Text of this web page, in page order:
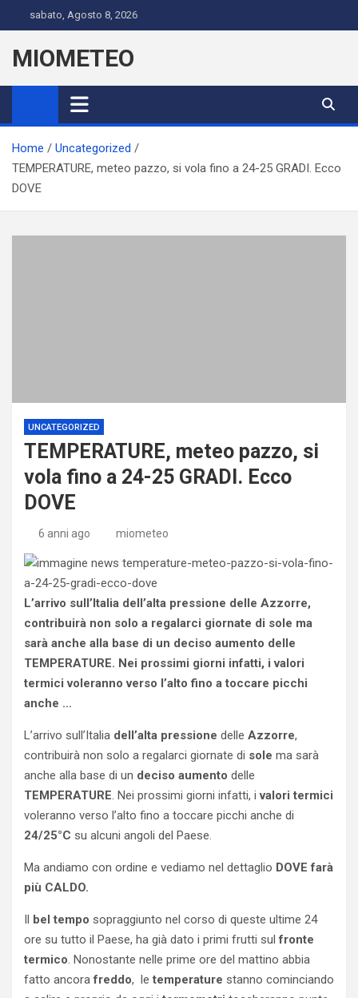
to
content
sabato, Agosto 8, 2026
MIOMETEO
Home
Uncategorized
TEMPERATURE, meteo pazzo, si vola fino a 24-25 GRADI. Ecco
DOVE
UNCATEGORIZED
TEMPERATURE, meteo pazzo, si
vola fino a 24-25 GRADI. Ecco
DOVE
6 anni ago miometeo
L’arrivo sull’Italia dell’alta pressione delle Azzorre,
contribuirà non solo a regalarci giornate di sole ma
sarà anche alla base di un deciso aumento delle
TEMPERATURE. Nei prossimi giorni infatti, i valori
termici voleranno verso l’alto fino a toccare picchi
anche …
L’arrivo sull’Italia dell’alta pressione delle Azzorre,
contribuirà non solo a regalarci giornate di sole ma sarà
anche alla base di un deciso aumento delle
TEMPERATURE. Nei prossimi giorni infatti, ivalori termici
voleranno verso l’alto fino a toccare picchi anche di
24/25°C su alcuni angoli del Paese.
Ma andiamo con ordine e vediamo nel dettaglio DOVE farà
più CALDO.
Il bel tempo sopraggiunto nel corso di queste ultime 24
ore su tutto il Paese, ha già dato i primi frutti sulfronte
termico. Nonostante nelle prime ore del mattino abbia
fatto ancorafreddo, letemperature stanno cominciando